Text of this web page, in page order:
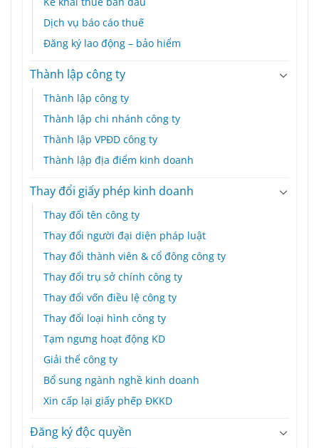
Dịch vụ báo cáo thuế
Đăng ký lao động – bảo hiểm
Thành lập công ty
Thành lập công ty
Thành lập chi nhánh công ty
Thành lập VPĐD công ty
Thành lập địa điểm kinh doanh
Thay đổi giấy phép kinh doanh
Thay đổi tên công ty
Thay đổi người đại diện pháp luật
Thay đổi thành viên & cổ đông công ty
Thay đổi trụ sở chính công ty
Thay đổi vốn điều lệ công ty
Thay đổi loại hình công ty
Tạm ngưng hoạt động KD
Giải thể công ty
Bổ sung ngành nghề kinh doanh
Xin cấp lại giấy phếp ĐKKD
Đăng ký độc quyền